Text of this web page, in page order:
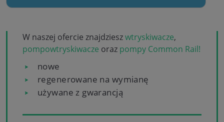
W naszej ofercie znajdzieszwtryskiwacze,
pompowtryskiwacze oraz pompy Common Rail!
nowe
regenerowane na wymianę
używane z gwarancją